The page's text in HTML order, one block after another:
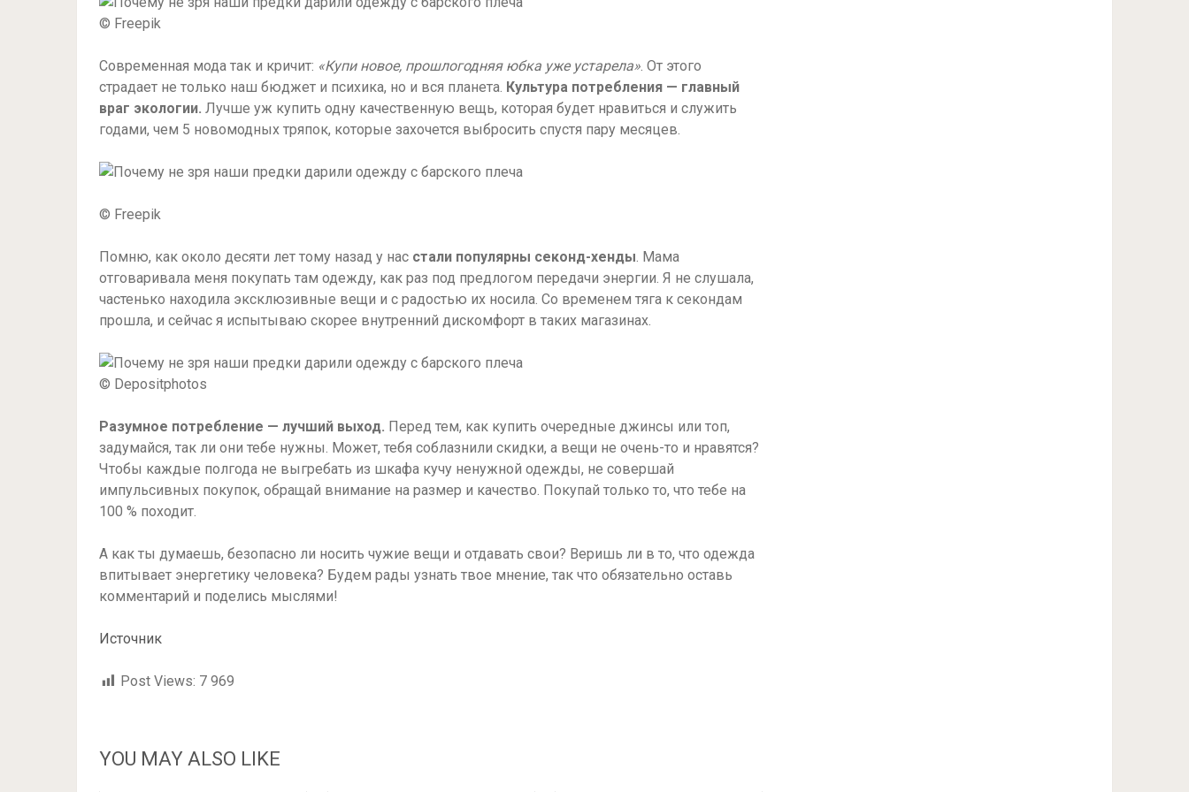
© Freepik
Современная мода так и кричит: «Купи новое, прошлогодняя юбка уже устарела». От этого
страдает не только наш бюджет и психика, но и вся планета. Культура потребления — главный
враг экологии. Лучше уж купить одну качественную вещь, которая будет нравиться и служить
годами, чем 5 новомодных тряпок, которые захочется выбросить спустя пару месяцев.
© Freepik
Помню, как около десяти лет тому назад у нас стали популярны секонд-хенды. Мама
отговаривала меня покупать там одежду, как раз под предлогом передачи энергии. Я не слушала,
частенько находила эксклюзивные вещи и с радостью их носила. Со временем тяга к секондам
прошла, и сейчас я испытываю скорее внутренний дискомфорт в таких магазинах.
© Depositphotos
Разумное потребление — лучший выход. Перед тем, как купить очередные джинсы или топ,
задумайся, так ли они тебе нужны. Может, тебя соблазнили скидки, а вещи не очень-то и нравятся?
Чтобы каждые полгода не выгребать из шкафа кучу ненужной одежды, не совершай
импульсивных покупок, обращай внимание на размер и качество. Покупай только то, что тебе на
100 % походит.
А как ты думаешь, безопасно ли носить чужие вещи и отдавать свои? Веришь ли в то, что одежда
впитывает энергетику человека? Будем рады узнать твое мнение, так что обязательно оставь
комментарий и поделись мыслями!
Источник
Post Views: 7 969
YOU MAY ALSO LIKE